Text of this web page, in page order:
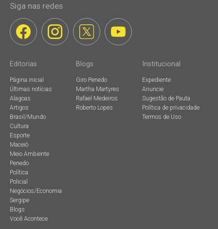
Siga nas redes
Editorias
Página inicial
Últimas notícias
Alagoas
Artigos
Brasil/Mundo
Cultura
Esporte
Maceió
Meio Ambiente
Penedo
Política
Policial
Negócios/Economia
Sergipe
Blogs
Você Acontece
Blogs
Giro Penedo
Martha Martyres
Rafael Medeiros
Roberto Lopes
Institucional
Expediente
Anuncie
Sugestão de Pauta
Política de privacidade
Termos de Uso